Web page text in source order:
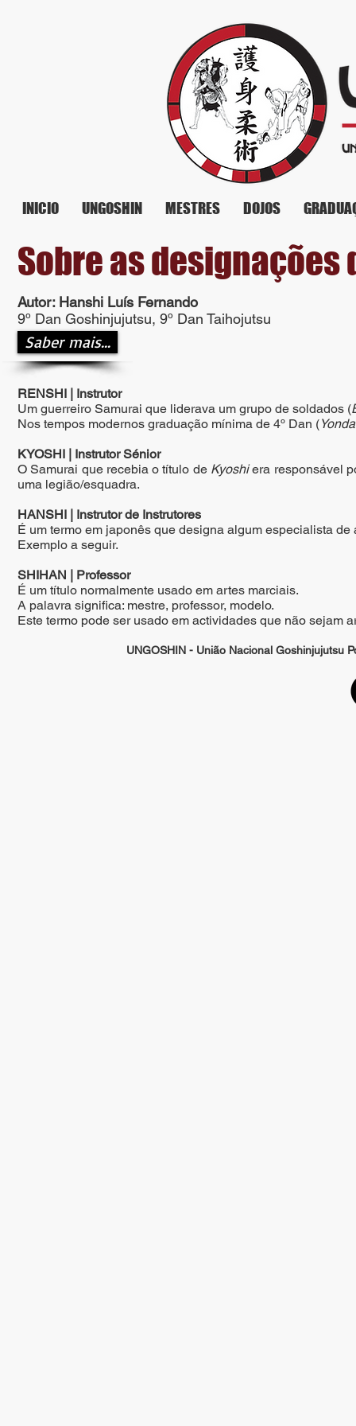
Sobre as
Autor: Hanshi Luís Fernando
9º Dan Goshinjujutsu, 9º Dan Taihojutsu
Saber mais...
RENSHI | Instrutor
Um guerreiro Samurai que liderava um grupo de soldados (
Nos tempos modernos graduação mínima de 4º Dan (
KYOSHI | Instrutor Sénior
O Samurai que recebia o título de Kyoshiera responsável
uma legião/esquadra.
HANSHI | Instrutor de Instrutores
É um termo em japonês que designa algum especialista de
Exemplo a seguir.
SHIHAN | Professor
É um título normalmente usado em artes marciais.
A palavra significa: mestre, professor, modelo.
Este termo pode ser usado em actividades que não sejam
INICIO UNGOSHIN MESTRES DOJOS
UNGOSHIN - União Nacional Goshinjujutsu